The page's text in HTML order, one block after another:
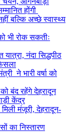
होंगी
बल्कि अच्छे स्वास्थ्य
भी रोक सकतीः
नंदा सिद्धपीठ
ने भारी वर्षा को
बंद रहेंगे देहरादून
केंद्र
मंजूरी, देहरादून-
का निस्तारण